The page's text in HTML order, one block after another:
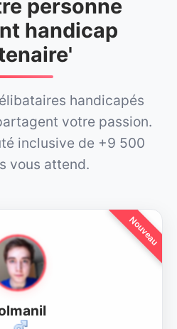
personne
handicap
handicapés
votre passion.
inclusive de +9 500
vous attend.